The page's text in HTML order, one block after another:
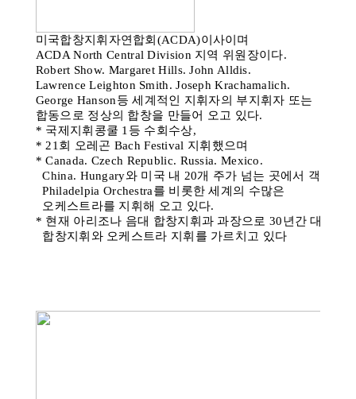
미국합창지휘자연합회(ACDA)이사이며
ACDA North Central Division 지역 위원장이다.
Robert Show. Margaret Hills. John Alldis.
Lawrence Leighton Smith. Joseph Krachamalich.
George Hanson등 세계적인 지휘자의 부지휘자 또는
합동으로 정상의 합창을 만들어 오고 있다.
* 국제지휘콩쿨 1등 수회수상,
* 21회 오레곤 Bach Festival 지휘했으며
* Canada. Czech Republic. Russia. Mexico.
China. Hungary와 미국 내 20개 주가 넘는 곳에서 객원지
Philadelpia Orchestra를 비롯한 세계의 수많은
오케스트라를 지휘해 오고 있다.
* 현재 아리조나 음대 합창지휘과 과장으로 30년간 대학에
합창지휘와 오케스트라 지휘를 가르치고 있다